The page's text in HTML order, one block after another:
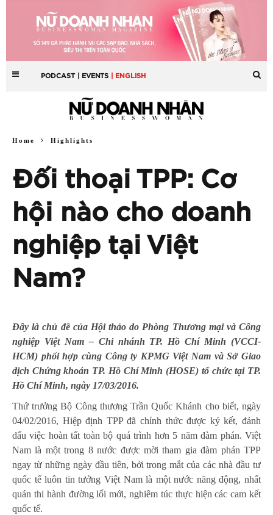
PODCAST | EVENTS | ENGLISH
Home Highlights
Đối thoại TPP: Cơ
hội nào cho doanh
nghiệp tại Việt
Nam?
Đây là chủ đề của Hội thảo do Phòng Thương mại và Công
nghiệp Việt Nam – Chi nhánh TP. Hồ Chí Minh (VCCI-
HCM) phối hợp cùng Công ty KPMG Việt Nam và Sở Giao
dịch Chứng khoán TP. Hồ Chí Minh (HOSE) tổ chức tại TP.
Hồ Chí Minh, ngày 17/03/2016.
Thứ trưởng Bộ Công thương Trần Quốc Khánh cho biết, ngày
04/02/2016, Hiệp định TPP đã chính thức được ký kết, đánh
dấu việc hoàn tất toàn bộ quá trình hơn 5 năm đàm phán. Việt
Nam là một trong 8 nước được mời tham gia đàm phán TPP
ngay từ những ngày đầu tiên, bởi trong mắt của các nhà đầu tư
quốc tế luôn tin tưởng Việt Nam là một nước năng động, nhất
quán thi hành đường lối mới, nghiêm túc thực hiện các cam kết
quốc tế.